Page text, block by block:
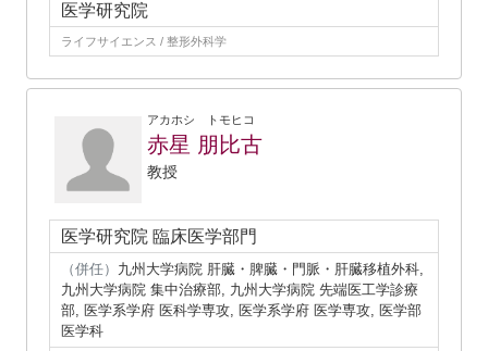
医学研究院
ライフサイエンス / 整形外科学
アカホシ トモヒコ
赤星 朋比古
教授
医学研究院 臨床医学部門
（併任） 九州大学病院 肝臓・脾臓・門脈・肝臓移植外科,
九州大学病院 集中治療部, 九州大学病院 先端医工学診療
部, 医学系学府 医科学専攻, 医学系学府 医学専攻, 医学部
医学科